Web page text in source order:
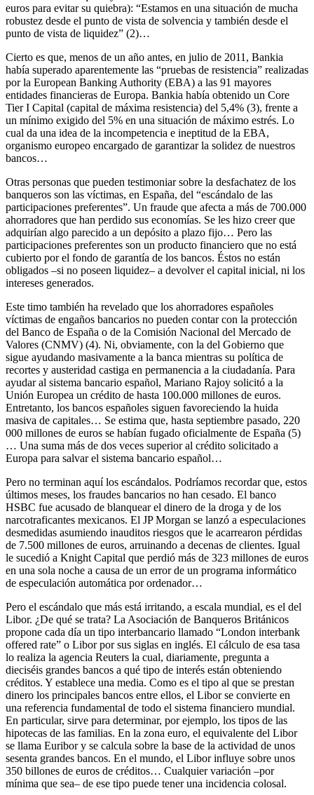
euros para evitar su quiebra): “Estamos en una situación de mucha
robustez desde el punto de vista de solvencia y también desde el
punto de vista de liquidez” (2)…
Cierto es que, menos de un año antes, en julio de 2011, Bankia
había superado aparentemente las “pruebas de resistencia” realizadas
por la European Banking Authority (EBA) a las 91 mayores
entidades financieras de Europa. Bankia había obtenido un Core
Tier I Capital (capital de máxima resistencia) del 5,4% (3), frente a
un mínimo exigido del 5% en una situación de máximo estrés. Lo
cual da una idea de la incompetencia e ineptitud de la EBA,
organismo europeo encargado de garantizar la solidez de nuestros
bancos…
Otras personas que pueden testimoniar sobre la desfachatez de los
banqueros son las víctimas, en España, del “escándalo de las
participaciones preferentes”. Un fraude que afecta a más de 700.000
ahorradores que han perdido sus economías. Se les hizo creer que
adquirían algo parecido a un depósito a plazo fijo… Pero las
participaciones preferentes son un producto financiero que no está
cubierto por el fondo de garantía de los bancos. Éstos no están
obligados –si no poseen liquidez– a devolver el capital inicial, ni los
intereses generados.
Este timo también ha revelado que los ahorradores españoles
víctimas de engaños bancarios no pueden contar con la protección
del Banco de España o de la Comisión Nacional del Mercado de
Valores (CNMV) (4). Ni, obviamente, con la del Gobierno que
sigue ayudando masivamente a la banca mientras su política de
recortes y austeridad castiga en permanencia a la ciudadanía. Para
ayudar al sistema bancario español, Mariano Rajoy solicitó a la
Unión Europea un crédito de hasta 100.000 millones de euros.
Entretanto, los bancos españoles siguen favoreciendo la huida
masiva de capitales… Se estima que, hasta septiembre pasado, 220
000 millones de euros se habían fugado oficialmente de España (5)
… Una suma más de dos veces superior al crédito solicitado a
Europa para salvar el sistema bancario español…
Pero no terminan aquí los escándalos. Podríamos recordar que, estos
últimos meses, los fraudes bancarios no han cesado. El banco
HSBC fue acusado de blanquear el dinero de la droga y de los
narcotraficantes mexicanos. El JP Morgan se lanzó a especulaciones
desmedidas asumiendo inauditos riesgos que le acarrearon pérdidas
de 7.500 millones de euros, arruinando a decenas de clientes. Igual
le sucedió a Knight Capital que perdió más de 323 millones de euros
en una sola noche a causa de un error de un programa informático
de especulación automática por ordenador…
Pero el escándalo que más está irritando, a escala mundial, es el del
Libor. ¿De qué se trata? La Asociación de Banqueros Británicos
propone cada día un tipo interbancario llamado “London interbank
offered rate” o Libor por sus siglas en inglés. El cálculo de esa tasa
lo realiza la agencia Reuters la cual, diariamente, pregunta a
dieciséis grandes bancos a qué tipo de interés están obteniendo
créditos. Y establece una media. Como es el tipo al que se prestan
dinero los principales bancos entre ellos, el Libor se convierte en
una referencia fundamental de todo el sistema financiero mundial.
En particular, sirve para determinar, por ejemplo, los tipos de las
hipotecas de las familias. En la zona euro, el equivalente del Libor
se llama Euribor y se calcula sobre la base de la actividad de unos
sesenta grandes bancos. En el mundo, el Libor influye sobre unos
350 billones de euros de créditos… Cualquier variación –por
mínima que sea– de ese tipo puede tener una incidencia colosal.